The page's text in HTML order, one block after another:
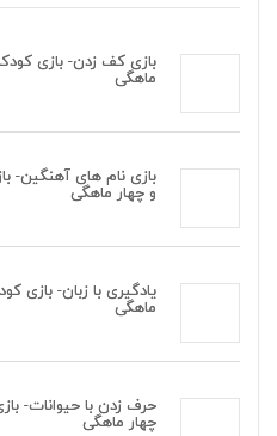
بازی کف زدن- بازی
ماهگی
بازی نام های آهنگین-
و چهار ماهگی
یادگیری با زبان- بازی
ماهگی
حرف زدن با حیوانات-
چهار ماهگی